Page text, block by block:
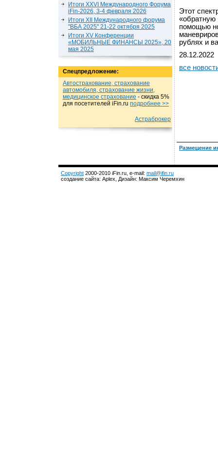
Итоги XXVI Международного Форума
iFin-2026, 3-4 февраля 2026
Итоги XII Международного форума
"ВБА 2025" 21-22 октября 2025
Итоги XV Конференции
«МОБИЛЬНЫЕ ФИНАНСЫ 2025», 20
мая 2025
Спецпредложение:
Автострахование, страхование
автомобиля, страхование жизни,
медицинское страхование - cкидка 5%
для посетителей iFin.ru подробнеe >>
Астраброкер
Этот
«обратную
помощью
рублях и
28.12.2022
все
Размещение
Copyright 2000-2010 iFin.ru, e-mail: mail@ifin.ru
создание сайта: Aplex, Дизайн: Максим Черемхин